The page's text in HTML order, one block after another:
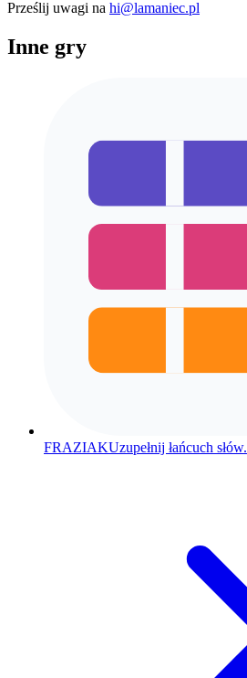
Prześlij uwagi na hi@lamaniec.pl
Inne gry
FRAZIAKUzupełnij łańcuch słów.